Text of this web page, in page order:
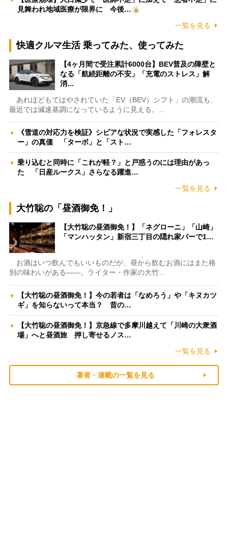
見舞われ地域医療が限界に 今後…
一覧を見る
快適クルマ生活 乗ってみた、使ってみた
【4ヶ月間で受注累計6000台】BEV普及の障壁と
なる「航続距離の不安」「充電のストレス」解
消…
あれほどもてはやされていた「EV（BEV）シフト」の潮流も、
最近では減速基調になっているように見える。…
《雪道の対応力を検証》シビアな状況で実感した「フォレスタ
ー」の真価 「ターボ」と「スト…
乗り込むと同時に「これが軽？」と戸惑うのには理由があっ
た 「日産ルークス」さらなる躍進…
一覧を見る
大竹聡の「昼酒御免！」
【大竹聡の昼酒御免！】「ネグローニ」「山崎」
「マンハッタン」新宿三丁目の隠れ家バーで1…
お酒はいつ飲んでもいいものだが、昼から飲むお酒にはまた格
別の味わいがある――。ライター・作家の大竹…
【大竹聡の昼酒御免！】今の若者は「なめろう」や「キヌカツ
ギ」を知らないって本当？ 昔の…
【大竹聡の昼酒御免！】京急線で多摩川越えて「川崎の大衆酒
場」へと昼酒旅 押し寄せるノス…
一覧を見る
著者・連載の一覧を見る